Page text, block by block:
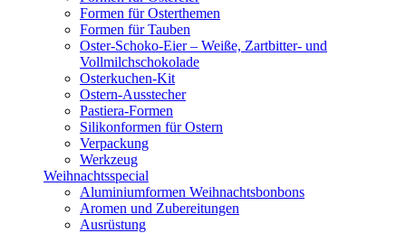
Formen für Osterthemen
Formen für Tauben
Oster-Schoko-Eier – Weiße, Zartbitter- und
Vollmilchschokolade
Osterkuchen-Kit
Ostern-Ausstecher
Pastiera-Formen
Silikonformen für Ostern
Verpackung
Werkzeug
Weihnachtsspecial
Aluminiumformen Weihnachtsbonbons
Aromen und Zubereitungen
Ausrüstung